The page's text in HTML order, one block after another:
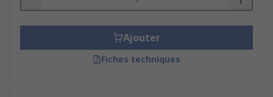
Ajouter
Fiches techniques